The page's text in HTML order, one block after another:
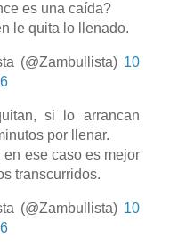
es una caída?
le quita lo llenado.
(@Zambullista) 10
si lo arrancan
por llenar.
ese caso es mejor
transcurridos.
(@Zambullista) 10